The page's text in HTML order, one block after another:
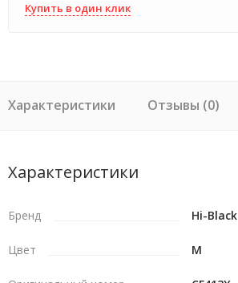
Купить в один клик
Характеристики Отзывы (0)
Характеристики
Бренд Hi-Black
Цвет M